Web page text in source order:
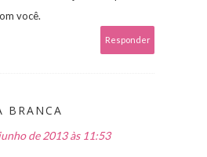
você.
Responder
BRANCA
de 2013 às 11:53